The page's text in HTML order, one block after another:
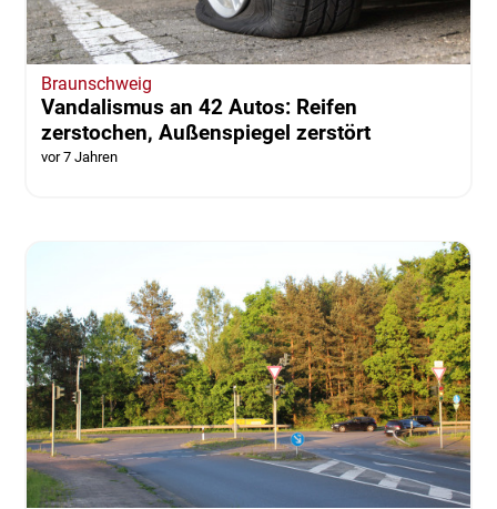
Braunschweig
Vandalismus an 42 Autos: Reifen
zerstochen, Außenspiegel zerstört
vor 7 Jahren